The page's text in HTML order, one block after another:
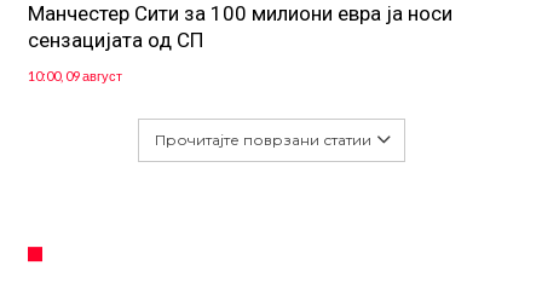
Манчестер Сити за 100 милиони евра ја носи
сензацијата од СП
10:00, 09 август
Прочитајте поврзани статии